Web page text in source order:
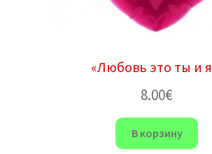
«Любовь это ты и
8.00€
В корзину